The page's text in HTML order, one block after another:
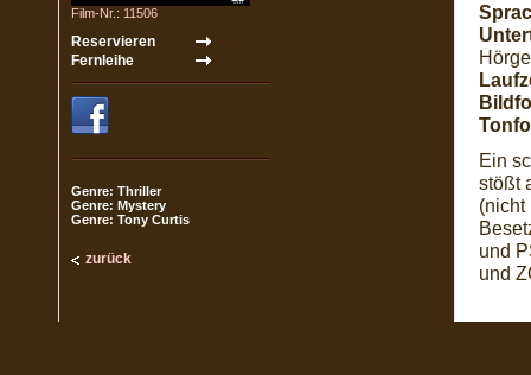
Film-Nr.: 11506
Genre: Thriller
Genre: Mystery
Genre: Tony Curtis
zurück
Ein
stößt
(nicht
und
und